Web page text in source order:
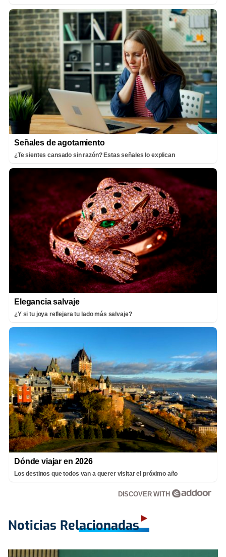
Señales de agotamiento
¿Te sientes cansado sin razón? Estas señales lo explican
Elegancia salvaje
¿Y si tu joya reflejara tu lado más salvaje?
Dónde viajar en 2026
Los destinos que todos van a querer visitar el próximo año
DISCOVER WITH
Noticias Relacionadas